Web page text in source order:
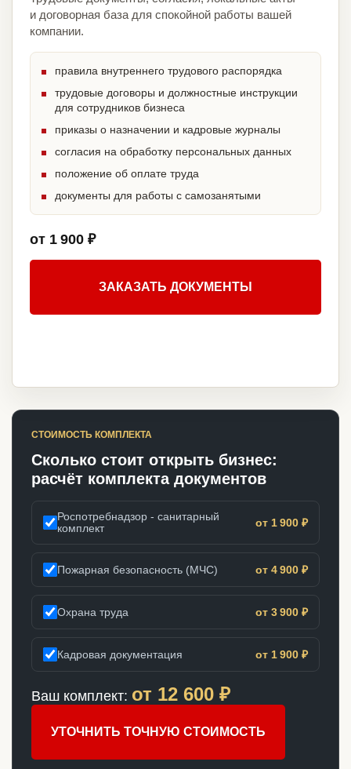
и договорная база для спокойной работы вашей
компании.
правила внутреннего трудового распорядка
трудовые договоры и должностные инструкции
для сотрудников бизнеса
приказы о назначении и кадровые журналы
согласия на обработку персональных данных
положение об оплате труда
документы для работы с самозанятыми
от 1 900 ₽
ЗАКАЗАТЬ ДОКУМЕНТЫ
СТОИМОСТЬ КОМПЛЕКТА
Сколько стоит открыть бизнес:
расчёт комплекта документов
Роспотребнадзор - санитарный
комплект
от 1 900 ₽
Пожарная безопасность (МЧС) от 4 900 ₽
Охрана труда от 3 900 ₽
Кадровая документация от 1 900 ₽
Ваш комплект: от 12 600 ₽
УТОЧНИТЬ ТОЧНУЮ СТОИМОСТЬ